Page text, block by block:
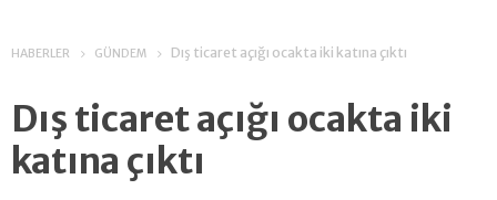
HABERLER GÜNDEM Dış ticaret açığı ocakta iki katına çıktı
Dış ticaret açığı ocakta iki
katına çıktı